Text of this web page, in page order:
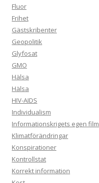
Fluor
Frihet
Gästskribenter
Geopolitik
Glyfosat
GMO
Hälsa
Hälsa
HIV-AIDS
Individualism
Informationskrigets egen film
Klimatförändringar
Konspirationer
Kontrollstat
Korrekt information